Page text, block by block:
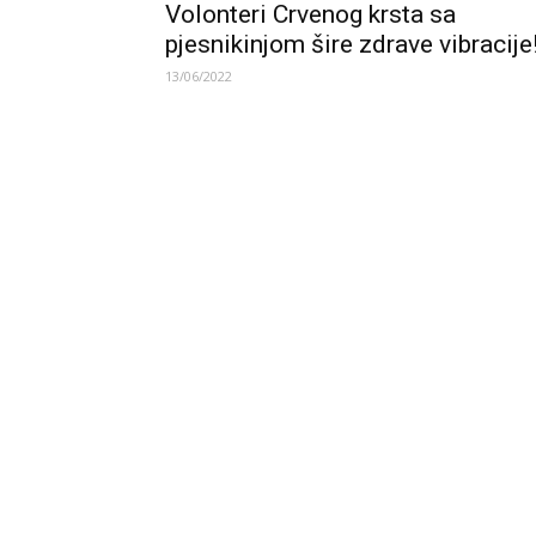
Volonteri Crvenog krsta sa
pjesnikinjom šire zdrave
13/06/2022